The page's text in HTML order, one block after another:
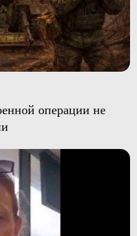
операции не